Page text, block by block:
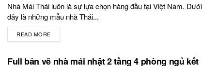
Nhà Mái Thái luôn là sự lựa chọn hàng đầu tại Việt Nam. Dưới
đây là những mẫu nhà Thái...
READ MORE
Full bản vẽ nhà mái nhật 2 tầng 4 phòng ngủ kết